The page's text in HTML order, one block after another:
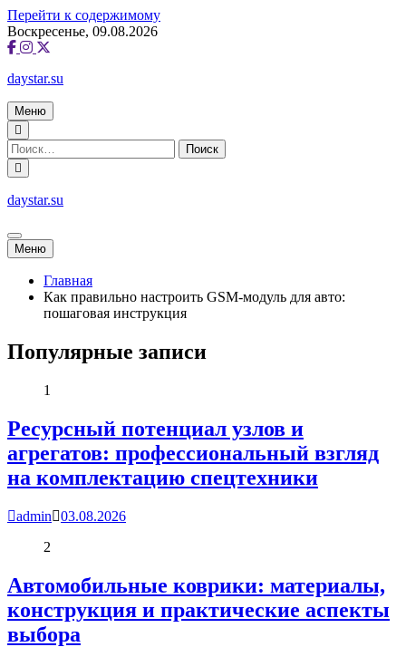
Перейти к содержимому
Воскресенье, 09.08.2026
daystar.su
Меню
daystar.su
Меню
Главная
Как правильно настроить GSM-модуль для авто:
пошаговая инструкция
Популярные записи
1
Ресурсный потенциал узлов и
агрегатов: профессиональный взгляд
на комплектацию спецтехники
admin
03.08.2026
2
Автомобильные коврики: материалы,
конструкция и практические аспекты
выбора